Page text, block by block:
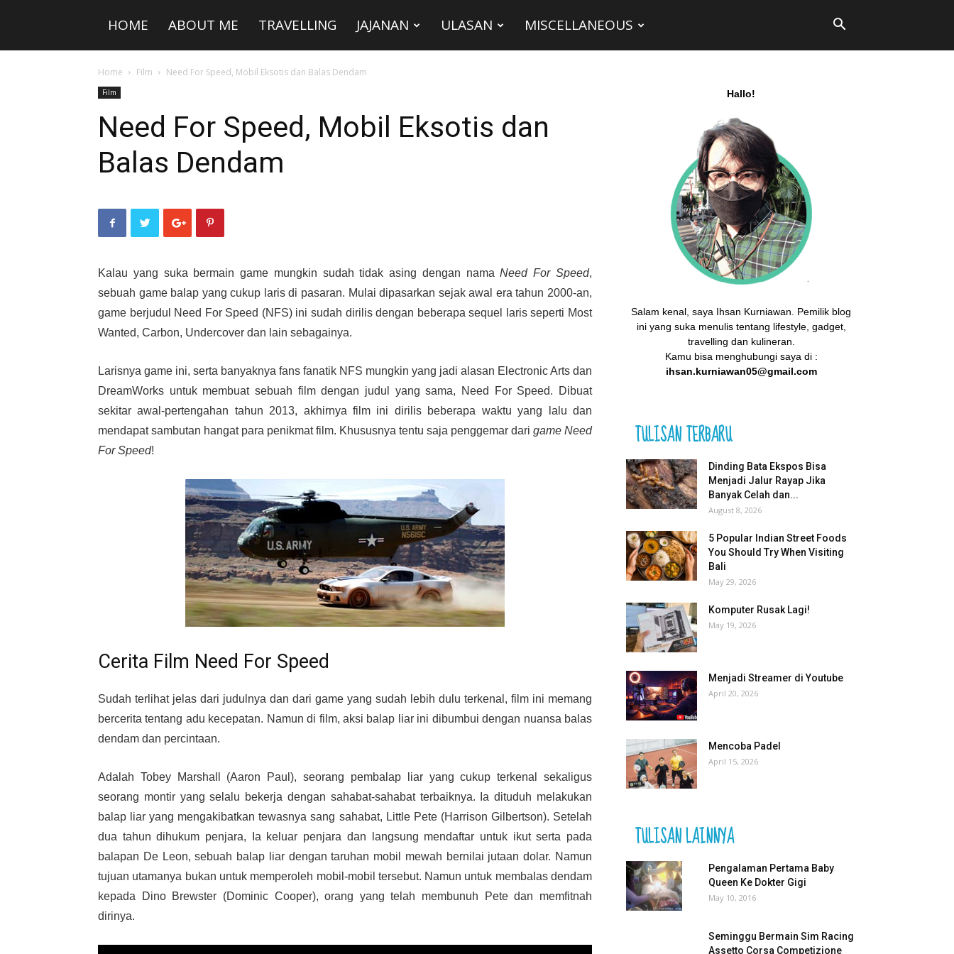
HOME ABOUT ME TRAVELLING JAJANAN ULASAN MISCELLANEOUS
Home Film Need For Speed, Mobil Eksotis dan Balas Dendam
Film
Need For Speed, Mobil Eksotis dan
Balas Dendam
Kalau yang suka bermain game mungkin sudah tidak asing dengan namaNeed For Speed,
sebuah game balap yang cukup laris di pasaran. Mulai dipasarkan sejak awal era tahun 2000-an,
game berjudul Need For Speed (NFS) ini sudah dirilis dengan beberapa sequel laris seperti Most
Wanted, Carbon, Undercover dan lain sebagainya.
Larisnya game ini, serta banyaknya fans fanatik NFS mungkin yang jadi alasan Electronic Arts dan
DreamWorks untuk membuat sebuah film dengan judul yang sama, Need For Speed. Dibuat
sekitar awal-pertengahan tahun 2013, akhirnya film ini dirilis beberapa waktu yang lalu dan
mendapat sambutan hangat para penikmat film. Khususnya tentu saja penggemar dari game Need
For Speed!
Cerita Film Need For Speed
Sudah terlihat jelas dari judulnya dan dari game yang sudah lebih dulu terkenal, film ini memang
bercerita tentang adu kecepatan. Namun di film, aksi balap liar ini dibumbui dengan nuansa balas
dendam dan percintaan.
Adalah Tobey Marshall (Aaron Paul), seorang pembalap liar yang cukup terkenal sekaligus
seorang montir yang selalu bekerja dengan sahabat-sahabat terbaiknya. Ia dituduh melakukan
balap liar yang mengakibatkan tewasnya sang sahabat, Little Pete (Harrison Gilbertson). Setelah
dua tahun dihukum penjara, Ia keluar penjara dan langsung mendaftar untuk ikut serta pada
balapan De Leon, sebuah balap liar dengan taruhan mobil mewah bernilai jutaan dolar. Namun
tujuan utamanya bukan untuk memperoleh mobil-mobil tersebut. Namun untuk membalas dendam
kepada Dino Brewster (Dominic Cooper), orang yang telah membunuh Pete dan memfitnah
dirinya.
Hallo!
Salam kenal, saya Ihsan Kurniawan. Pemilik blog
ini yang suka menulis tentang lifestyle, gadget,
travelling dan kulineran.
Kamu bisa menghubungi saya di :
ihsan.kurniawan05@gmail.com
TULISAN TERBARU
Dinding Bata Ekspos Bisa
Menjadi Jalur Rayap Jika
Banyak Celah dan...
August 8, 2026
5 Popular Indian Street Foods
You Should Try When Visiting
Bali
May 29, 2026
Komputer Rusak Lagi!
May 19, 2026
Menjadi Streamer di Youtube
April 20, 2026
Mencoba Padel
April 15, 2026
TULISAN LAINNYA
Pengalaman Pertama Baby
Queen Ke Dokter Gigi
May 10, 2016
Seminggu Bermain Sim Racing
Assetto Corsa Competizione